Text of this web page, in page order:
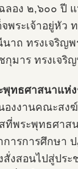
ลอง ๒,๖๐๐ ปี
พระเจ้าอยู่หัว
าถ ทรงเจริญ
กุมาร ทรงเจริ
พุทธศาสนาแห่
งงานคณะสง
สที่พระพุทธศา
ารการศึกษา
สั่งสอนไปสู่ปร